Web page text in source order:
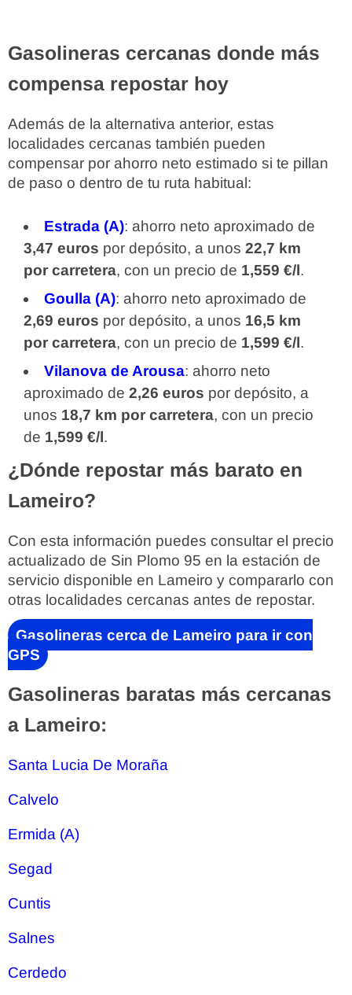
Gasolineras cercanas donde más
compensa repostar hoy
Además de la alternativa anterior, estas
localidades cercanas también pueden
compensar por ahorro neto estimado si te pillan
de paso o dentro de tu ruta habitual:
Estrada (A): ahorro neto aproximado de
3,47 euros por depósito, a unos 22,7 km
por carretera, con un precio de 1,559 €/l.
Goulla (A): ahorro neto aproximado de
2,69 euros por depósito, a unos 16,5 km
por carretera, con un precio de 1,599 €/l.
Vilanova de Arousa: ahorro neto
aproximado de 2,26 euros por depósito, a
unos 18,7 km por carretera, con un precio
de 1,599 €/l.
¿Dónde repostar más barato en
Lameiro?
Con esta información puedes consultar el precio
actualizado de Sin Plomo 95 en la estación de
servicio disponible en Lameiro y compararlo con
otras localidades cercanas antes de repostar.
Gasolineras cerca de Lameiro para ir con
GPS
Gasolineras baratas más cercanas
a Lameiro:
Santa Lucia De Moraña
Calvelo
Ermida (A)
Segad
Cuntis
Salnes
Cerdedo